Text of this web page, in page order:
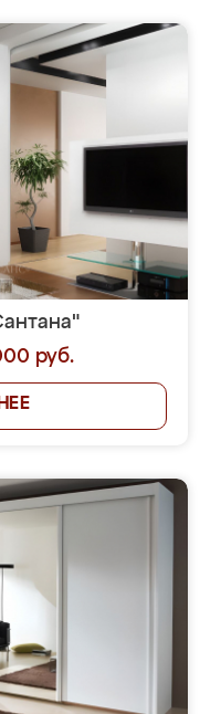
руб.